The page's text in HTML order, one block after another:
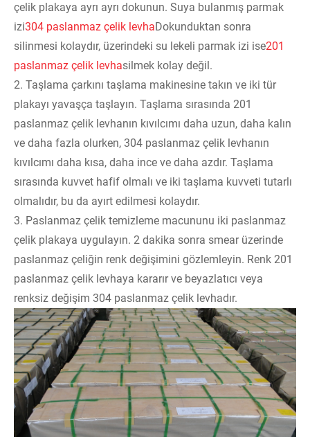
çelik plakaya ayrı ayrı dokunun. Suya bulanmış parmak
izi304 paslanmaz çelik levhaDokunduktan sonra
silinmesi kolaydır, üzerindeki su lekeli parmak izi ise201
paslanmaz çelik levhasilmek kolay değil.
2. Taşlama çarkını taşlama makinesine takın ve iki tür
plakayı yavaşça taşlayın. Taşlama sırasında 201
paslanmaz çelik levhanın kıvılcımı daha uzun, daha kalın
ve daha fazla olurken, 304 paslanmaz çelik levhanın
kıvılcımı daha kısa, daha ince ve daha azdır. Taşlama
sırasında kuvvet hafif olmalı ve iki taşlama kuvveti tutarlı
olmalıdır, bu da ayırt edilmesi kolaydır.
3. Paslanmaz çelik temizleme macununu iki paslanmaz
çelik plakaya uygulayın. 2 dakika sonra smear üzerinde
paslanmaz çeliğin renk değişimini gözlemleyin. Renk 201
paslanmaz çelik levhaya kararır ve beyazlatıcı veya
renksiz değişim 304 paslanmaz çelik levhadır.